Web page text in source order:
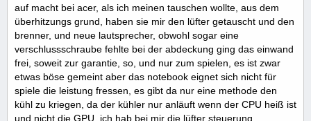
auf macht bei acer, als ich meinen tauschen wollte, aus dem
überhitzungs grund, haben sie mir den lüfter getauscht und den
brenner, und neue lautsprecher, obwohl sogar eine
verschlussschraube fehlte bei der abdeckung ging das einwand
frei, soweit zur garantie, so, und nur zum spielen, es ist zwar
etwas böse gemeint aber das notebook eignet sich nicht für
spiele die leistung fressen, es gibt da nur eine methode den
kühl zu kriegen, da der kühler nur anläuft wenn der CPU heiß ist
und nicht die GPU, ich hab bei mir die lüfter steuerung